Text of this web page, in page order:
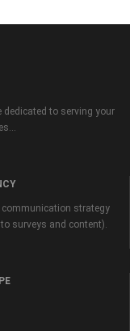
dedicated to serving your
communication strategy
surveys and content).